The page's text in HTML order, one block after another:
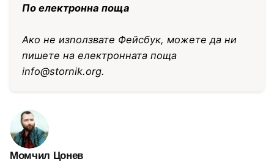
По електронна поща
Ако не използвате Фейсбук, можете да ни
пишете на електронната поща
info@stornik.org.
Момчил Цонев